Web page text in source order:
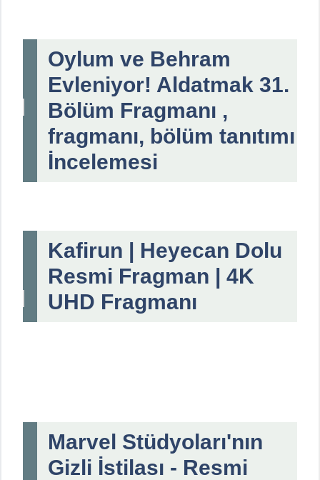
Oylum ve Behram
Evleniyor! Aldatmak 31.
Bölüm Fragmanı ,
fragmanı, bölüm tanıtımı
İncelemesi
Kafirun | Heyecan Dolu
Resmi Fragman | 4K
UHD Fragmanı
Marvel Stüdyoları'nın
Gizli İstilası - Resmi